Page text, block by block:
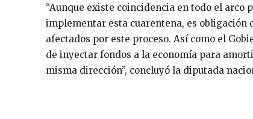
“Aunque existe coincidencia en todo el arco
implementar esta cuarentena, es obligación
afectados por este proceso. Así como el
de inyectar fondos a la economía para
misma dirección”, concluyó la diputada